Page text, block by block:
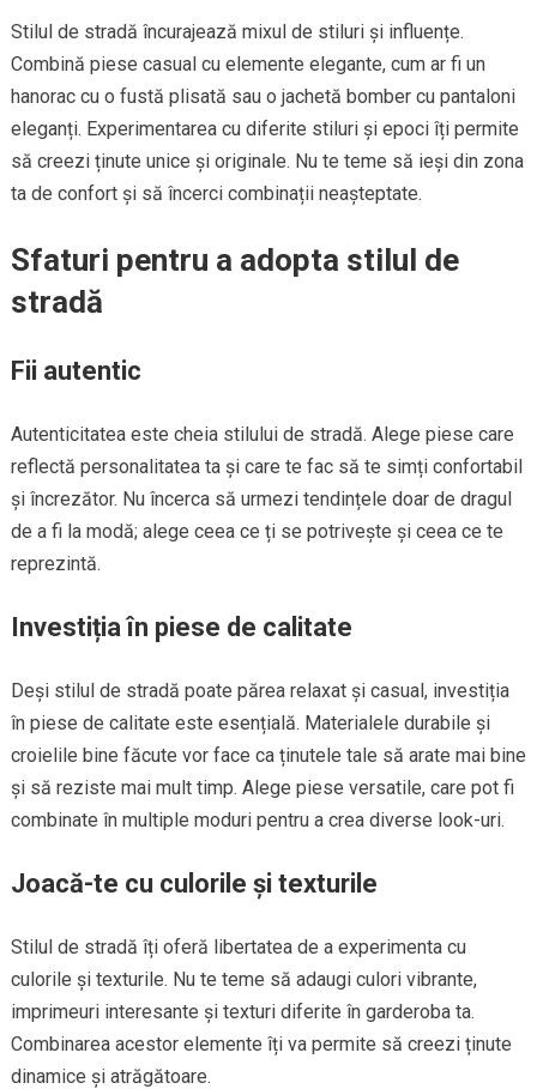
Stilul de stradă încurajează mixul de stiluri și influențe.
Combină piese casual cu elemente elegante, cum ar fi un
hanorac cu o fustă plisată sau o jachetă bomber cu pantaloni
eleganți. Experimentarea cu diferite stiluri și epoci îți permite
să creezi ținute unice și originale. Nu te teme să ieși din zona
ta de confort și să încerci combinații neașteptate.
Sfaturi pentru a adopta stilul de
stradă
Fii autentic
Autenticitatea este cheia stilului de stradă. Alege piese care
reflectă personalitatea ta și care te fac să te simți confortabil
și încrezător. Nu încerca să urmezi tendințele doar de dragul
de a fi la modă; alege ceea ce ți se potrivește și ceea ce te
reprezintă.
Investiția în piese de calitate
Deși stilul de stradă poate părea relaxat și casual, investiția
în piese de calitate este esențială. Materialele durabile și
croielile bine făcute vor face ca ținutele tale să arate mai bine
și să reziste mai mult timp. Alege piese versatile, care pot fi
combinate în multiple moduri pentru a crea diverse look-uri.
Joacă-te cu culorile și texturile
Stilul de stradă îți oferă libertatea de a experimenta cu
culorile și texturile. Nu te teme să adaugi culori vibrante,
imprimeuri interesante și texturi diferite în garderoba ta.
Combinarea acestor elemente îți va permite să creezi ținute
dinamice și atrăgătoare.